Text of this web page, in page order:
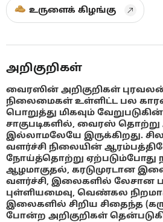
உருளைக் கிழங்கு
அறிகுறிகள்
வைரஸின் அறிகுறிகள்
நிலைமைகள் உள்ளிட்ட பல
பொறுத்து மிகவும்
சாகுபடிகளில், வைரஸ் தொற்று
இல்லாமலேயே இருக்கிறது.
வளர்ச்சி நிலையின்
நோய்த்தொற்று ஏற்படும்போது
ஆழமாகுதல், கரடுமுரடான
வளர்ச்சி, இலைகளில் லேசான
புள்ளியமைவு, வெண்கல
இலைகளில் சிறிய சிதைந்த
போன்ற அறிகுறிகள்